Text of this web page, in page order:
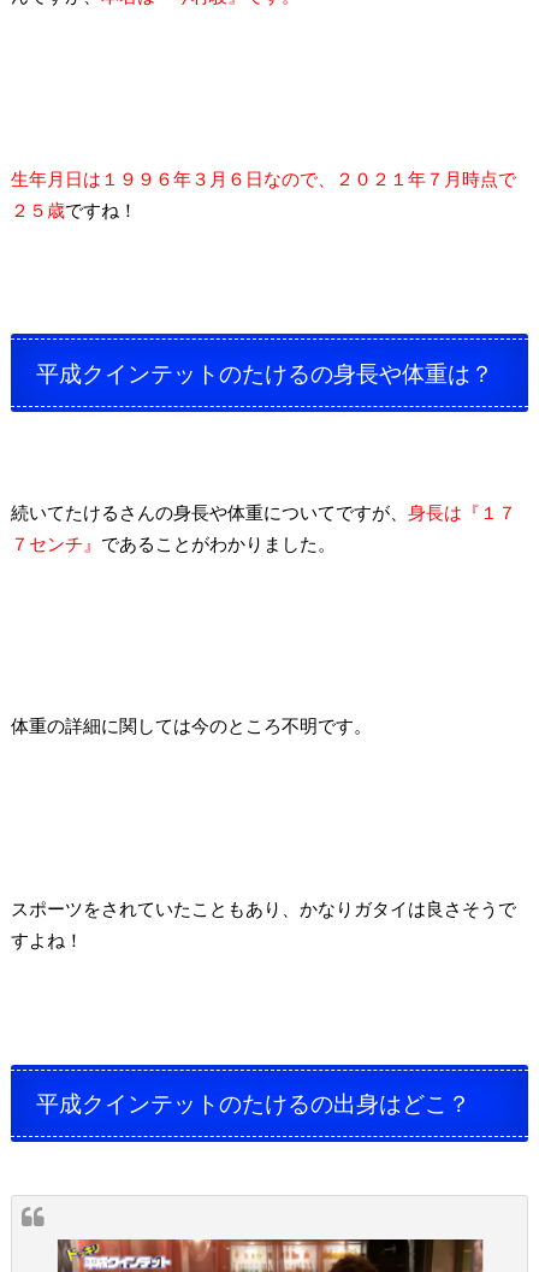
生年月日は１９９６年３月６日なので、２０２１年７月時点で
２５歳ですね！
平成クインテットのたけるの身長や体重は？
続いてたけるさんの身長や体重についてですが、 身長は『１７
７センチ』 であることがわかりました。
体重の詳細に関しては今のところ不明です。
スポーツをされていたこともあり、かなりガタイは良さそうで
すよね！
平成クインテットのたけるの出身はどこ？